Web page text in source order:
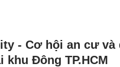
- Cơ hội an cư và
khu Đông TP.HCM